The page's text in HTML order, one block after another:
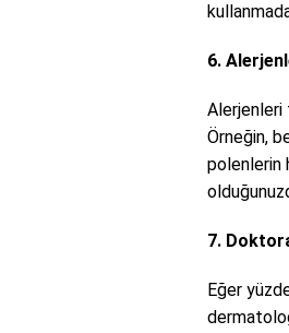
6.
Alerjenleri
Örneğin,
polenlerin
7.
Eğer